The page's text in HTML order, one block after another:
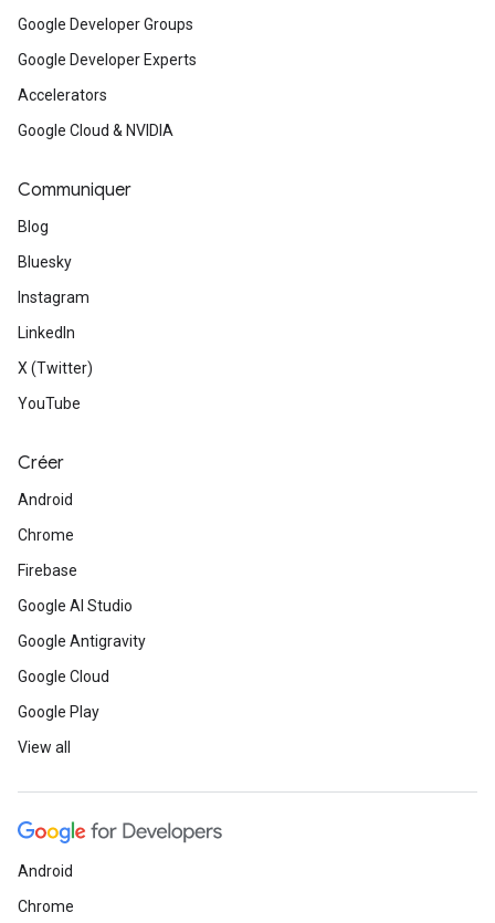
Google Developer Groups
Google Developer Experts
Accelerators
Google Cloud & NVIDIA
Communiquer
Blog
Bluesky
Instagram
LinkedIn
X (Twitter)
YouTube
Créer
Android
Chrome
Firebase
Google AI Studio
Google Antigravity
Google Cloud
Google Play
View all
Android
Chrome